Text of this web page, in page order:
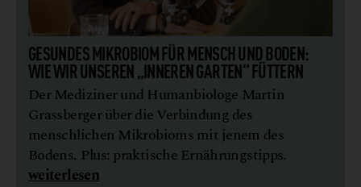
GESUNDES MIKROBIOM FÜR MENSCH UND BODEN:
WIE WIR UNSEREN „INNEREN GARTEN“ FÜTTERN
Der Mediziner und Humanbiologe Martin
Grassberger über die Verbindung des
menschlichen Mikrobioms mit jenem des
Bodens. Plus: praktische Ernährungstipps.
weiterlesen